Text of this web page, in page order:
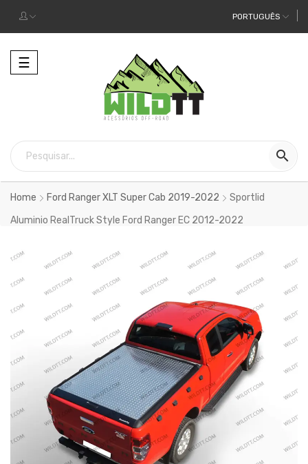
PORTUGUÊS
Alternar
a
☰

Home Ford Ranger XLT Super Cab 2019-2022
Sportlid
Aluminio RealTruck Style Ford Ranger EC 2012-2022